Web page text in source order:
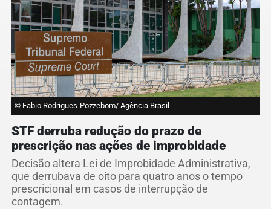
© Fabio Rodrigues-Pozzebom/ Agência Brasil
STF derruba redução do prazo de
prescrição nas ações de improbidade
Decisão altera Lei de Improbidade Administrativa,
que derrubava de oito para quatro anos o tempo
prescricional em casos de interrupção de
contagem.